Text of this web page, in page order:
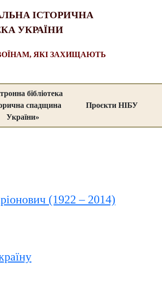
ІСТОРИЧНА
УКРАЇНИ
ЯКІ ЗАХИЩАЮТЬ
бібліотека
спадщина
України»
Проєкти НІБУ
(1922 – 2014)